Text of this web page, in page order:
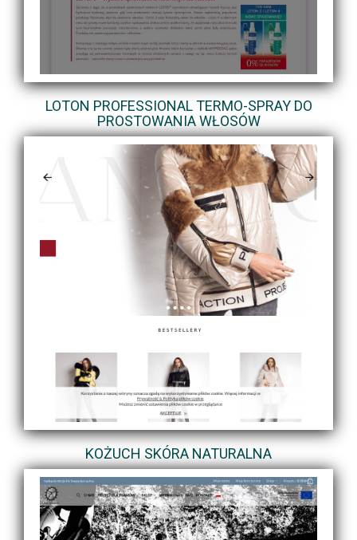
LOTON PROFESSIONAL TERMO-SPRAY DO
PROSTOWANIA WŁOSÓW
KOŻUCH SKÓRA NATURALNA